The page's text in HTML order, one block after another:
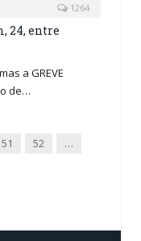
1264
24, entre
a GREVE
de…
51 52
…